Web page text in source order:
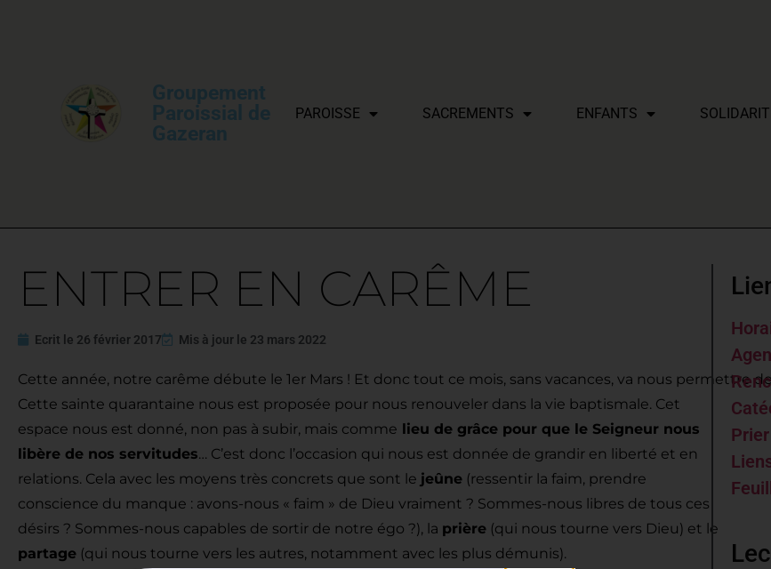
Groupement
Paroissial de
Gazeran
PAROISSE SACREMENTS ENFANTS
ENTRER EN CARÊME
Ecrit le 26 février 2017 Mis à jour le 23 mars 2022
Cette année, notre carême débute le 1er Mars ! Et donc tout ce mois, sans vacances, va nous permettre
Cette sainte quarantaine nous est proposée pour nous renouveler dans la vie baptismale. Cet
espace nous est donné, non pas à subir, mais comme lieu de grâce pour que le Seigneur nous
libère de nos servitudes… C’est donc l’occasion qui nous est donnée de grandir en liberté et en
relations. Cela avec les moyens très concrets que sont le jeûne (ressentir la faim, prendre
conscience du manque : avons-nous « faim » de Dieu vraiment ? Sommes-nous libres de tous ces
désirs ? Sommes-nous capables de sortir de notre égo ?), la prière (qui nous tourne vers Dieu) et le
partage (qui nous tourne vers les autres, notamment avec les plus démunis).